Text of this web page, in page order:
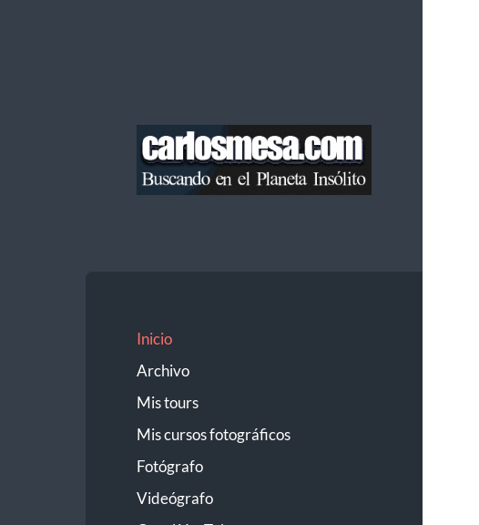
Inicio
Archivo
Mis tours
Mis cursos fotográficos
Fotógrafo
Videógrafo